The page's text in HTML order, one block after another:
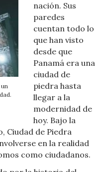
nación. Sus
paredes
cuentan todo lo
que han visto
desde que
Panamá era una
ciudad de
piedra hasta
llegar a la
modernidad de
hoy. Bajo la
Ciudad de Piedra
en la realidad
como ciudadanos.